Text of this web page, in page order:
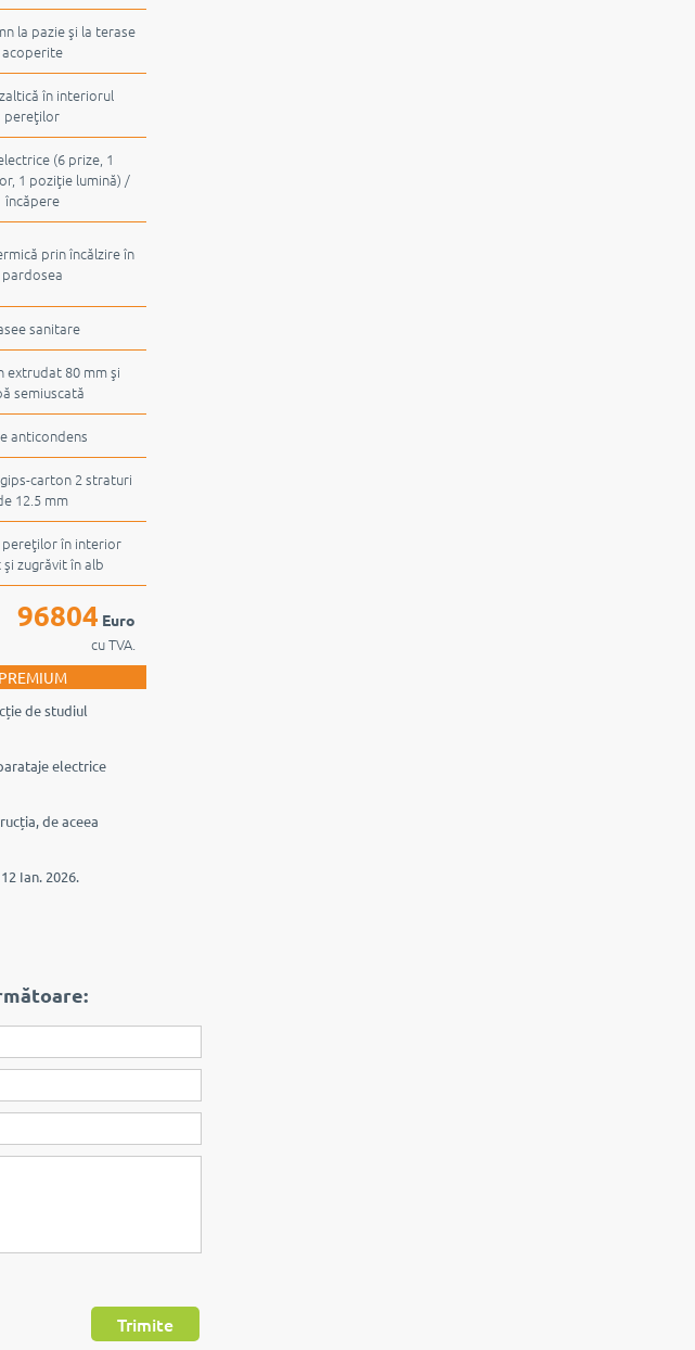
la pazie şi la terase
acoperite
în interiorul
pereţilor
(6 prize, 1
1 poziţie lumină) /
încăpere
prin încălzire în
pardosea
sanitare
extrudat 80 mm şi
semiuscată
anticondens
carton 2 straturi
12.5 mm
pereţilor în interior
zugrăvit în alb
96804 Euro
cu TVA.
PREMIUM
de studiul
electrice
de aceea
Ian. 2026.
Trimite